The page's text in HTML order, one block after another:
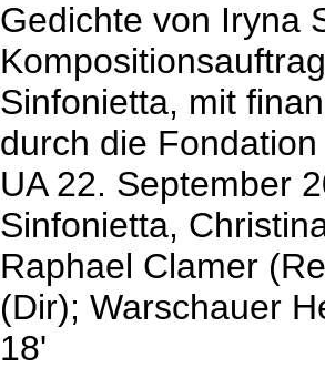
Gedichte von Iryna
Sinfonietta, mit
durch die
UA 22. September
Sinfonietta,
Raphael Clamer
(Dir); Warschauer
18'